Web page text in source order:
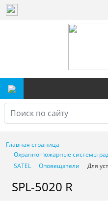
Главная страница
Охранно-пожарные системы
SATEL
Оповещатели Для
SPL-5020 R